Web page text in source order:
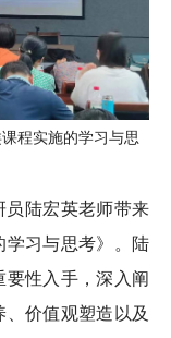
程实施的学习与思
员陆宏英老师带来
学习与思考》。陆
性入手，深入阐
价值观塑造以及